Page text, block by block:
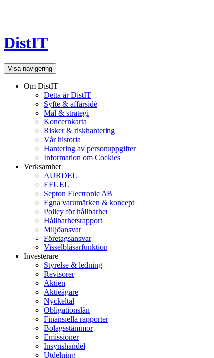
DistIT
Visa navigering
Om DistIT
Detta är DistIT
Syfte & affärsidé
Mål & strategi
Koncernkarta
Risker & riskhantering
Vår historia
Hantering av personuppgifter
Information om Cookies
Verksamhet
AURDEL
EFUEL
Septon Electronic AB
Egna varumärken & koncept
Policy för hållbarhet
Hållbarhetsrapport
Miljöansvar
Företagsansvar
Visselblåsarfunktion
Investerare
Styrelse & ledning
Revisorer
Aktien
Aktieägare
Nyckeltal
Obligationslån
Finansiella rapporter
Bolagsstämmor
Emissioner
Insynshandel
Utdelning